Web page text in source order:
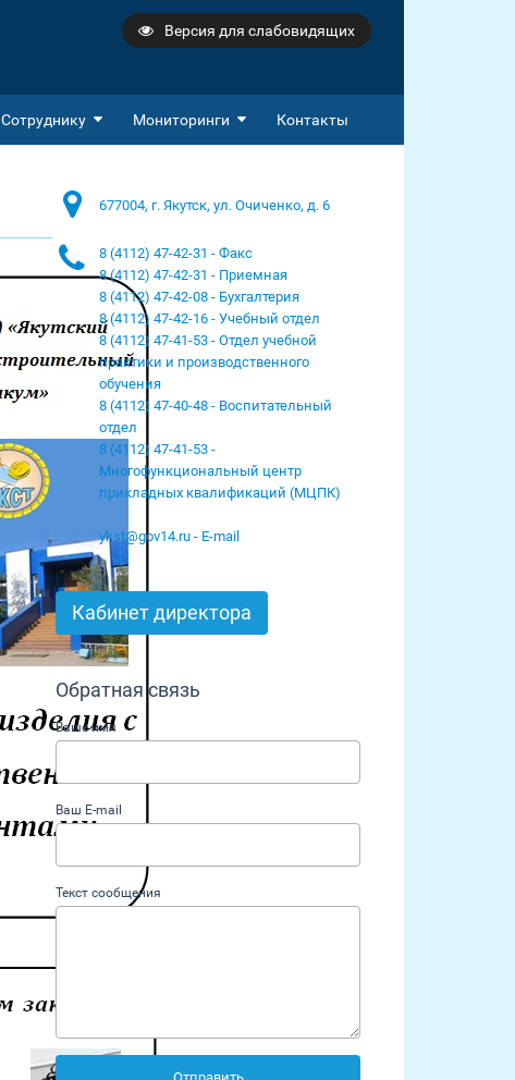
Версия для слабовидящих
Сотруднику Мониторинги Контакты
677004, г. Якутск, ул. Очиченко, д. 6
8 (4112) 47-42-31 - Факс
8 (4112) 47-42-31 - Приемная
8 (4112) 47-42-08 - Бухгалтерия
8 (4112) 47-42-16 - Учебный отдел
8 (4112) 47-41-53 - Отдел учебной
практики и производственного
обучения
8 (4112) 47-40-48 - Воспитательный
отдел
8 (4112) 47-41-53 -
Многофункциональный центр
прикладных квалификаций (МЦПК)
ykst@gov14.ru - E-mail
Кабинет директора
Обратная связь
Ваше имя
Ваш E-mail
Текст сообщения